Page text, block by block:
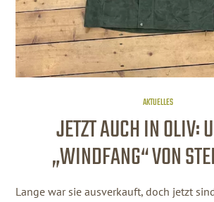
AKTUELLES
JETZT AUCH IN OLIV:
„WINDFANG“ VON
Lange war sie ausverkauft, doch jetzt